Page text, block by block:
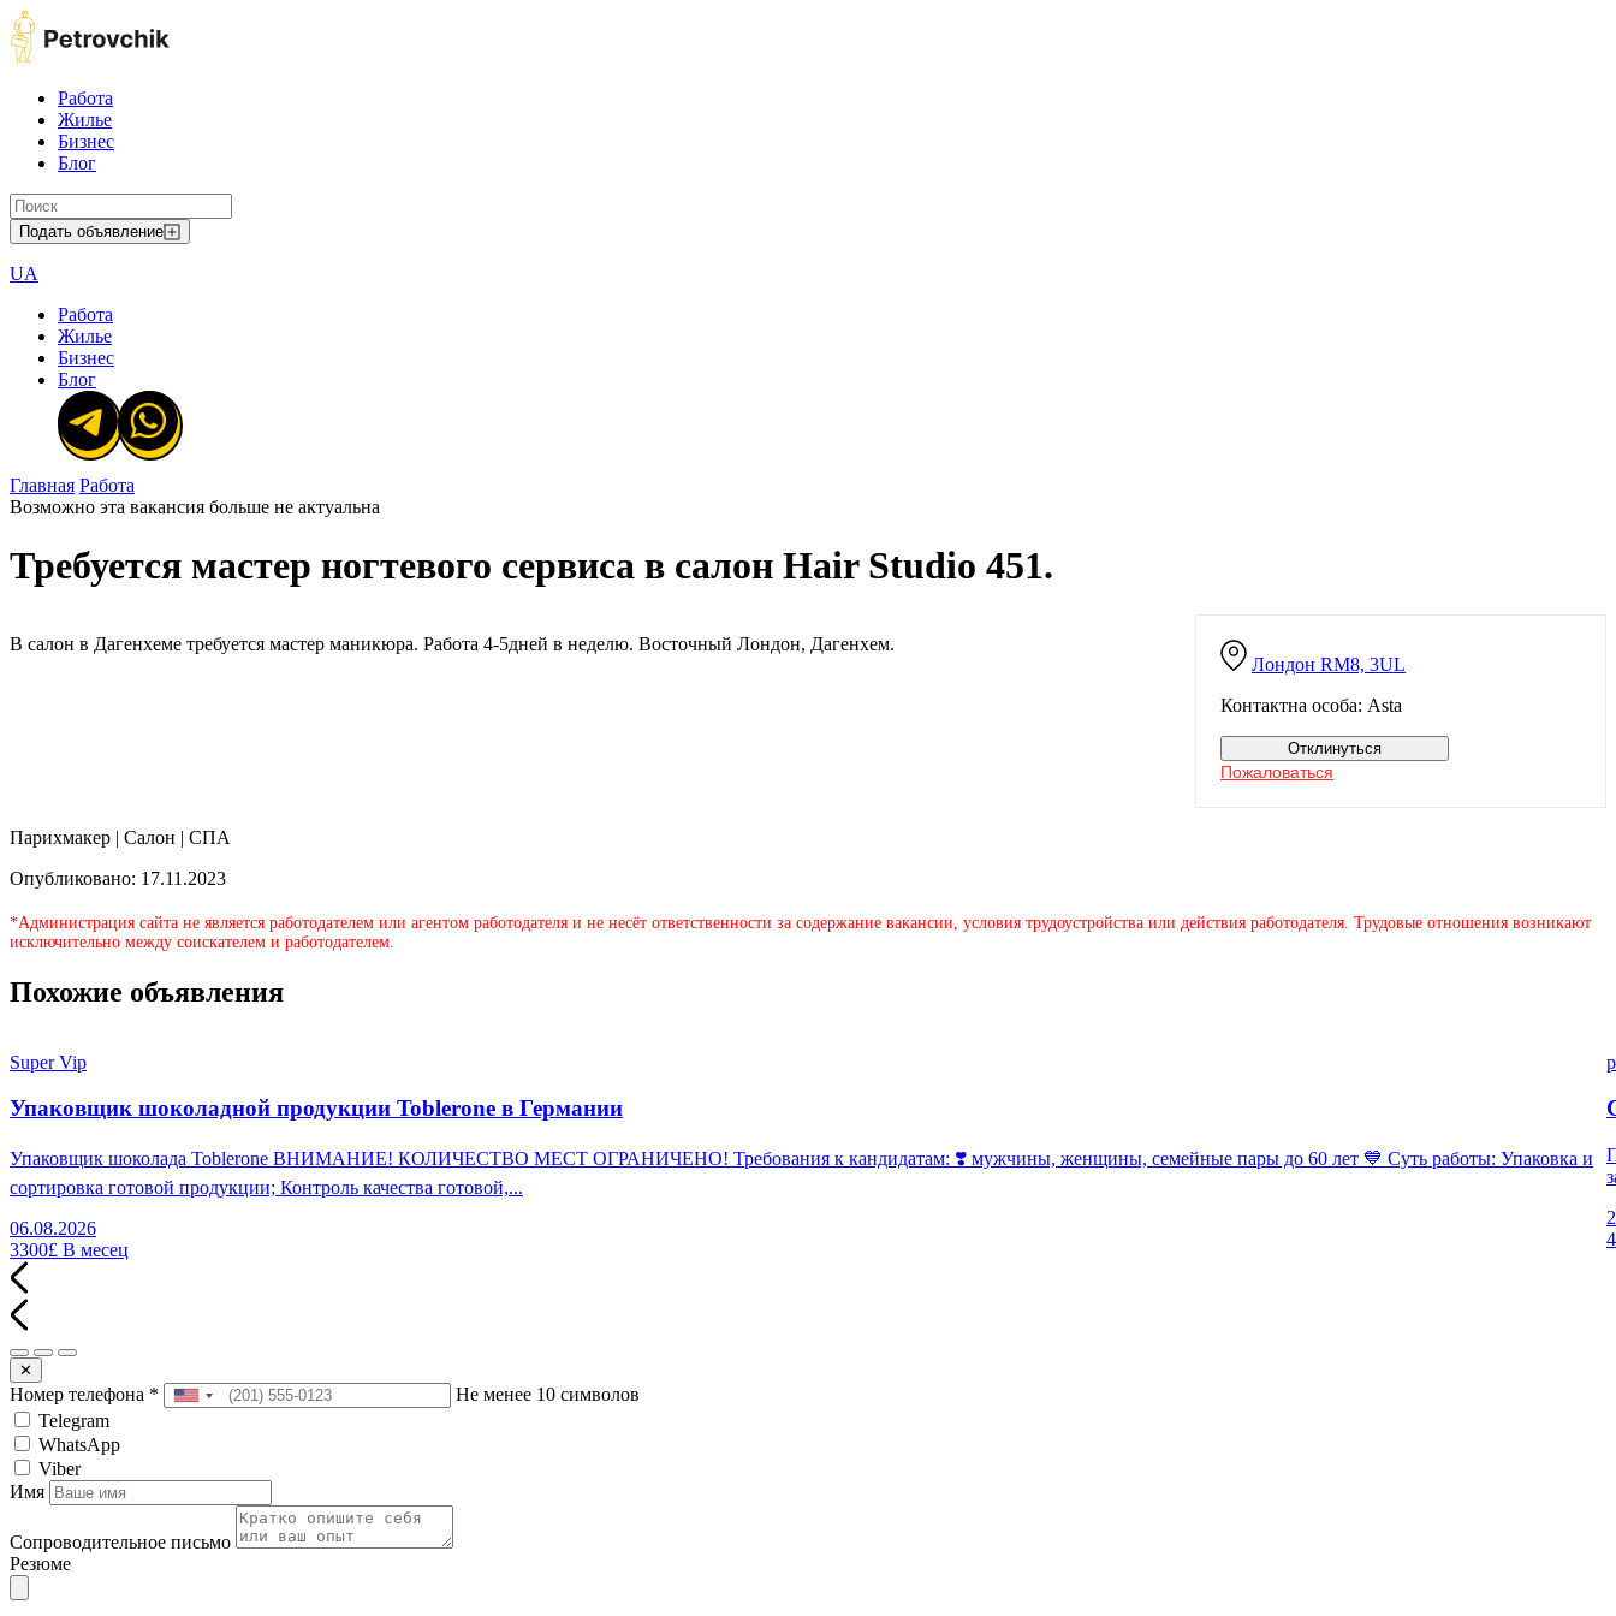
Работа
Жилье
Бизнес
Блог
Подать объявление
UA
Работа
Жилье
Бизнес
Блог
Главная Работа
Возможно эта вакансия больше не актуальна
Требуется мастер ногтевого сервиса в салон Hair Studio 451.
Лондон RM8, 3UL
Контактна особа: Asta
Отклинуться
Пожаловаться
В салон в Дагенхеме требуется мастер маникюра. Работа 4-5дней в неделю. Восточный Лондон, Дагенхем.
Парихмакер | Салон | СПА
Опубликовано: 17.11.2023
*Администрация сайта не является работодателем или агентом работодателя и не несёт ответственности за содержание вакансии, условия трудоустройства или действия работодателя. Трудовые отношения возникают
исключительно между соискателем и работодателем.
Похожие объявления
Super Vip
Упаковщик шоколадной продукции Toblerone в Германии
Упаковщик шоколада Toblerone ВНИМАНИЕ! КОЛИЧЕСТВО МЕСТ ОГРАНИЧЕНО! Требования к кандидатам: ❣️ мужчины, женщины, семейные пары до 60 лет 💙 Суть работы: Упаковка и
сортировка готовой продукции; Контроль качества готовой,...
06.08.2026
3300£ В месец
✕
Номер телефона *
Не менее 10 символов
Telegram
WhatsApp
Viber
Имя
Сопроводительное письмо
Резюме